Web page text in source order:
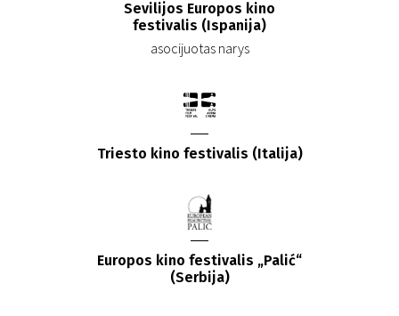
Sevilijos Europos kino
festivalis (Ispanija)
asocijuotas narys
Triesto kino festivalis (Italija)
Europos kino festivalis „Palić“
(Serbija)